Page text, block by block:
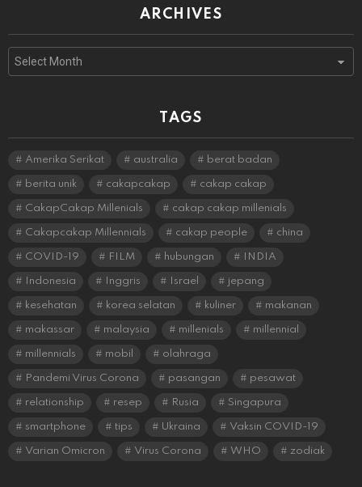
ARCHIVES
Archives
TAGS
Amerika Serikat australia berat badan
berita unik cakapcakap cakap cakap
CakapCakap Millenials cakap cakap millenials
Cakapcakap Millennials cakap people china
COVID-19 FILM hubungan INDIA
Indonesia Inggris Israel jepang
kesehatan korea selatan kuliner makanan
makassar malaysia millenials millennial
millennials mobil olahraga
Pandemi Virus Corona pasangan pesawat
relationship resep Rusia Singapura
smartphone tips Ukraina Vaksin COVID-19
Varian Omicron Virus Corona WHO zodiak